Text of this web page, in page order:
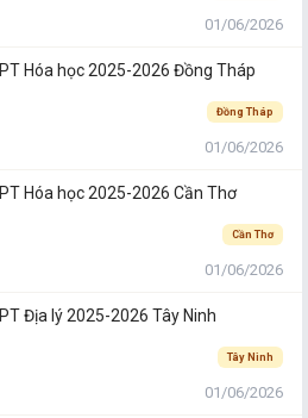
01/06/2026
Hóa học 2025-2026 Đồng Tháp
Đồng Tháp
01/06/2026
Hóa học 2025-2026 Cần Thơ
Cần Thơ
01/06/2026
Địa lý 2025-2026 Tây Ninh
Tây Ninh
01/06/2026